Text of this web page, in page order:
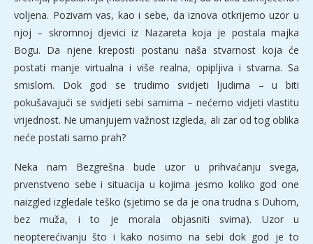
voljena. Pozivam vas, kao i sebe, da iznova otkrijemo uzor u
njoj – skromnoj djevici iz Nazareta koja je postala majka
Bogu. Da njene kreposti postanu naša stvarnost koja će
postati manje virtualna i više realna, opipljiva i stvarna. Sa
smislom. Dok god se trudimo svidjeti ljudima – u biti
pokušavajući se svidjeti sebi samima – nećemo vidjeti vlastitu
vrijednost. Ne umanjujem važnost izgleda, ali zar od tog oblika
neće postati samo prah?
Neka nam Bezgrešna bude uzor u prihvaćanju svega,
prvenstveno sebe i situacija u kojima jesmo koliko god one
naizgled izgledale teško (sjetimo se da je ona trudna s Duhom,
bez muža, i to je morala objasniti svima). Uzor u
neopterećivanju što i kako nosimo na sebi dok god je to